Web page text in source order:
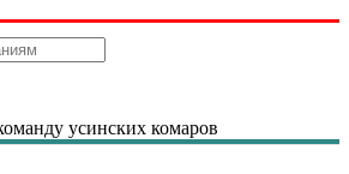
усинских комаров